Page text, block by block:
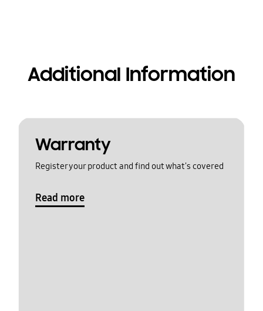
Additional Information
Warranty
Register your product and find out what's covered
Read more